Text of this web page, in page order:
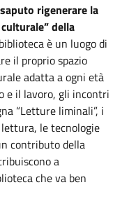
rigenerare la
della
è un luogo di
il proprio spazio
adatta a ogni età
e il lavoro, gli incontri
“Letture liminali”, i
le tecnologie
contributo della
a
che va ben